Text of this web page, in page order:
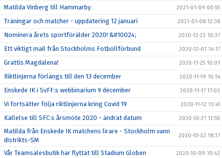
Matilda Vinberg till Hammarby 2021-01-09 00:55
Träningar och matcher - uppdatering 12 januari 2021-01-08 12:38
Nominera årets sportförälder 2020! &#10024; 2020-12-23 10:37
Ett viktigt mail från Stockholms Fotbollförbund 2020-12-01 14:17
Grattis Magdalena! 2020-11-25 10:01
Riktlinjerna förlängs till den 13 december 2020-11-19 16:14
Enskede IK i SvFF:s webbinarium 9 december 2020-11-17 17:02
Vi fortsätter följa riktlinjerna kring Covid 19 2020-11-12 13:41
Kallelse till SFC:s årsmöte 2020 - ändrat datum 2020-10-27 11:50
Matilda från Enskede IK matchens lirare - Stockholm vann
distrikts-SM
2020-10-22 18:37
Vår Teamsalesbutik har flyttat till Stadium Globen 2020-10-09 10:42